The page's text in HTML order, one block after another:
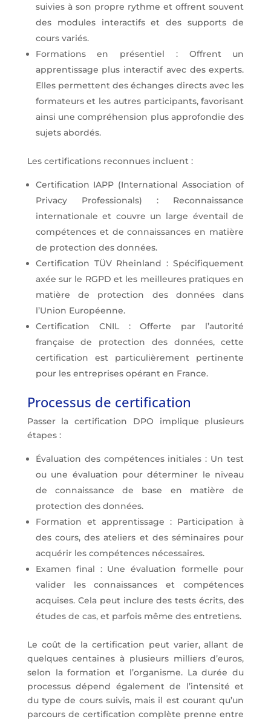
suivies à son propre rythme et offrent souvent
des modules interactifs et des supports de
cours variés.
Formations en présentiel : Offrent un
apprentissage plus interactif avec des experts.
Elles permettent des échanges directs avec les
formateurs et les autres participants, favorisant
ainsi une compréhension plus approfondie des
sujets abordés.
Les certifications reconnues incluent :
Certification IAPP (International Association of
Privacy Professionals) : Reconnaissance
internationale et couvre un large éventail de
compétences et de connaissances en matière
de protection des données.
Certification TÜV Rheinland : Spécifiquement
axée sur le RGPD et les meilleures pratiques en
matière de protection des données dans
l’Union Européenne.
Certification CNIL : Offerte par l’autorité
française de protection des données, cette
certification est particulièrement pertinente
pour les entreprises opérant en France.
Processus de certification
Passer la certification DPO implique plusieurs
étapes :
Évaluation des compétences initiales : Un test
ou une évaluation pour déterminer le niveau
de connaissance de base en matière de
protection des données.
Formation et apprentissage : Participation à
des cours, des ateliers et des séminaires pour
acquérir les compétences nécessaires.
Examen final : Une évaluation formelle pour
valider les connaissances et compétences
acquises. Cela peut inclure des tests écrits, des
études de cas, et parfois même des entretiens.
Le coût de la certification peut varier, allant de
quelques centaines à plusieurs milliers d’euros,
selon la formation et l’organisme. La durée du
processus dépend également de l’intensité et
du type de cours suivis, mais il est courant qu’un
parcours de certification complète prenne entre